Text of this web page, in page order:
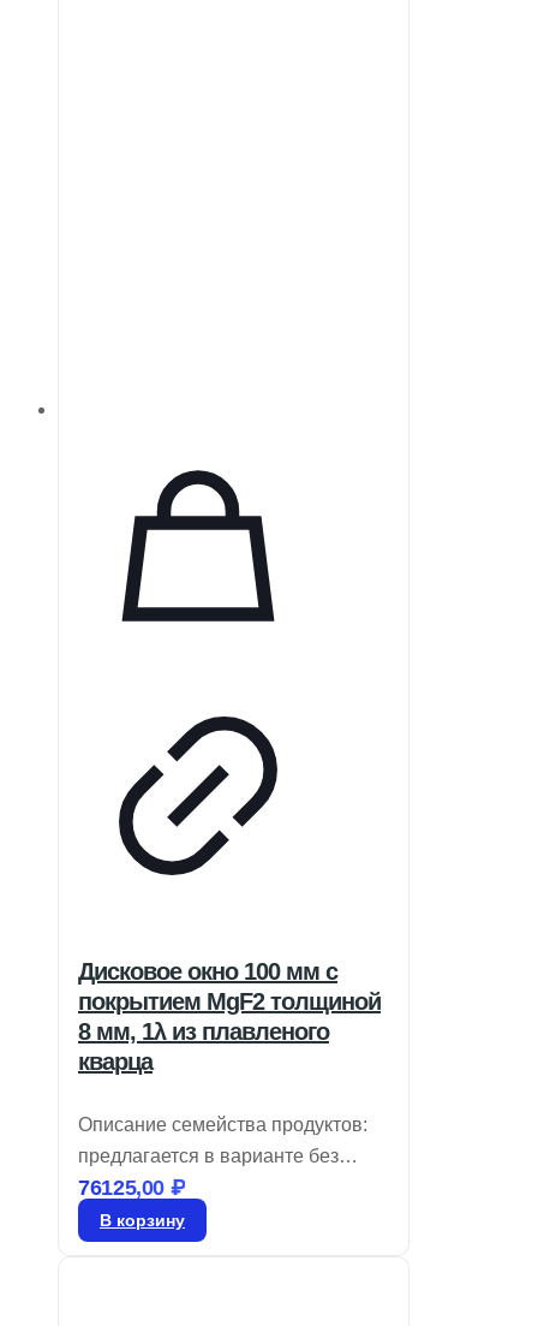
Дисковое окно 100 мм с
покрытием MgF2 толщиной
8 мм, 1λ из плавленого
кварца
Описание семейства продуктов:
предлагается в варианте без
покрытия или с широкополосным
антибликовым слоем, идеально
76125,00 ₽
В корзину